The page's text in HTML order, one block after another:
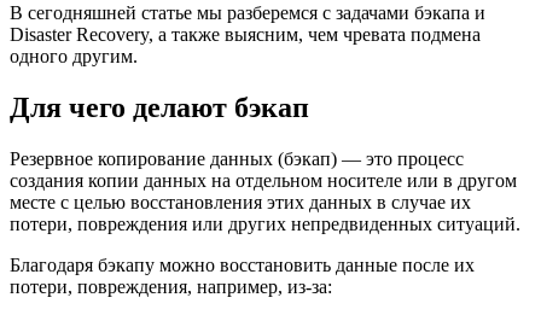
В сегодняшней статье мы разберемся с задачами бэкапа и
Disaster Recovery, а также выясним, чем чревата подмена
одного другим.
Для чего делают бэкап
Резервное копирование данных (бэкап) — это процесс
создания копии данных на отдельном носителе или в другом
месте с целью восстановления этих данных в случае их
потери, повреждения или других непредвиденных ситуаций.
Благодаря бэкапу можно восстановить данные после их
потери, повреждения, например, из-за: